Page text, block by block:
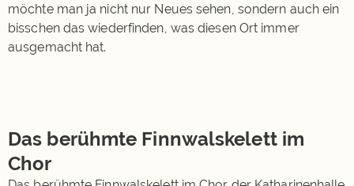
möchte man ja nicht nur Neues sehen, sondern auch ein
bisschen das wiederfinden, was diesen Ort immer
ausgemacht hat.
Das berühmte Finnwalskelett im
Chor